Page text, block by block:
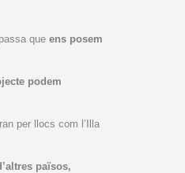
que ens posem
podem
per llocs com l’Illa
països,